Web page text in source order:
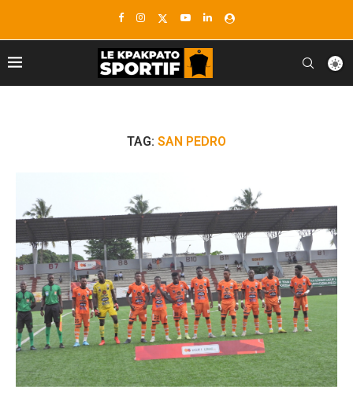
TAG: SAN PEDRO